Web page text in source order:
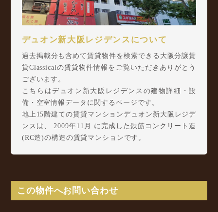
デュオン新大阪レジデンスについて
過去掲載分も含めて賃貸物件を検索できる大阪分譲賃
貸Classicalの賃貸物件情報をご覧いただきありがとう
ございます。
こちらはデュオン新大阪レジデンスの建物詳細・設
備・空室情報データに関するページです。
地上15階建ての賃貸マンションデュオン新大阪レジデ
ンスは、 2009年11月 に完成した鉄筋コンクリート造
(RC造)の構造の賃貸マンションです。
Metro 御堂筋線 新大阪駅 徒歩9分 からアクセスが可
能となっております。
この物件へお問い合わせ